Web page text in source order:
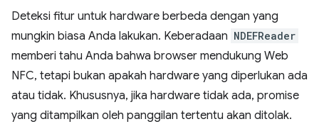
Deteksi fitur untuk hardware berbeda dengan yang
mungkin biasa Anda lakukan. Keberadaan NDEFReader
memberi tahu Anda bahwa browser mendukung Web
NFC, tetapi bukan apakah hardware yang diperlukan ada
atau tidak. Khususnya, jika hardware tidak ada, promise
yang ditampilkan oleh panggilan tertentu akan ditolak.